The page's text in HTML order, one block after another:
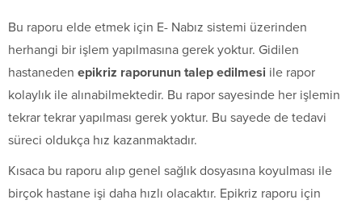
Bu raporu elde etmek için E- Nabız sistemi üzerinden
herhangi bir işlem yapılmasına gerek yoktur. Gidilen
hastaneden epikriz raporunun talep edilmesi ile rapor
kolaylık ile alınabilmektedir. Bu rapor sayesinde her işlemin
tekrar tekrar yapılması gerek yoktur. Bu sayede de tedavi
süreci oldukça hız kazanmaktadır.
Kısaca bu raporu alıp genel sağlık dosyasına koyulması ile
birçok hastane işi daha hızlı olacaktır. Epikriz raporu için